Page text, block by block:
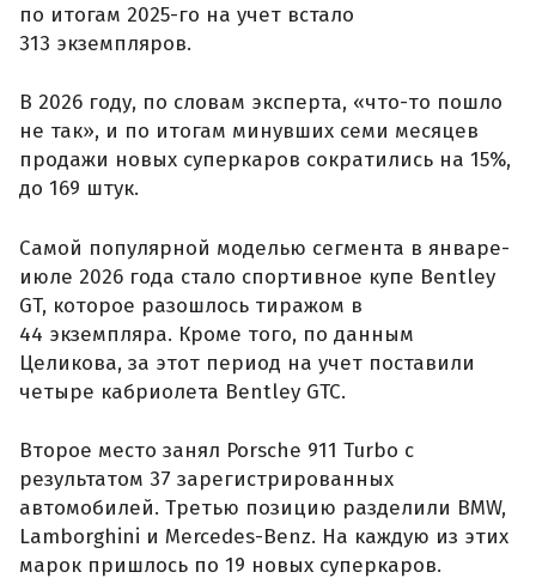
по итогам 2025-го на учет встало
313 экземпляров.
В 2026 году, по словам эксперта, «что-то пошло
не так», и по итогам минувших семи месяцев
продажи новых суперкаров сократились на 15%,
до 169 штук.
Самой популярной моделью сегмента в январе-
июле 2026 года стало спортивное купе Bentley
GT, которое разошлось тиражом в
44 экземпляра. Кроме того, по данным
Целикова, за этот период на учет поставили
четыре кабриолета Bentley GTC.
Второе место занял Porsche 911 Turbo с
результатом 37 зарегистрированных
автомобилей. Третью позицию разделили BMW,
Lamborghini и Mercedes-Benz. На каждую из этих
марок пришлось по 19 новых суперкаров.